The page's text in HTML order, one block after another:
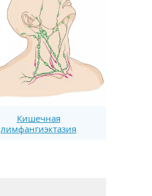
Кишечная
лимфангиэктазия